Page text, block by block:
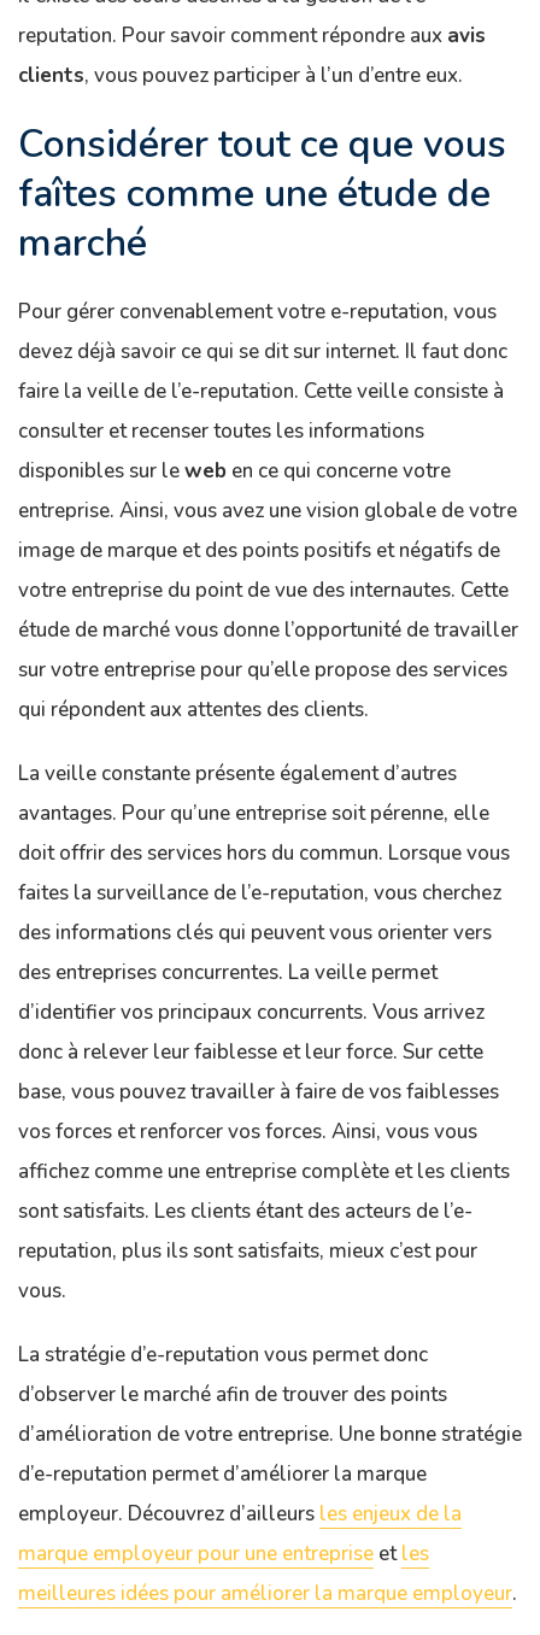
reputation. Pour savoir comment répondre aux avis
clients, vous pouvez participer à l’un d’entre eux.
Considérer tout ce que vous
faîtes comme une étude de
marché
Pour gérer convenablement votre e-reputation, vous
devez déjà savoir ce qui se dit sur internet. Il faut donc
faire la veille de l’e-reputation. Cette veille consiste à
consulter et recenser toutes les informations
disponibles sur leweb en ce qui concerne votre
entreprise. Ainsi, vous avez une vision globale de votre
image de marque et des points positifs et négatifs de
votre entreprise du point de vue des internautes. Cette
étude de marché vous donne l’opportunité de travailler
sur votre entreprise pour qu’elle propose des services
qui répondent aux attentes des clients.
La veille constante présente également d’autres
avantages. Pour qu’une entreprise soit pérenne, elle
doit offrir des services hors du commun. Lorsque vous
faites la surveillance de l’e-reputation, vous cherchez
des informations clés qui peuvent vous orienter vers
des entreprises concurrentes. La veille permet
d’identifier vos principaux concurrents. Vous arrivez
donc à relever leur faiblesse et leur force. Sur cette
base, vous pouvez travailler à faire de vos faiblesses
vos forces et renforcer vos forces. Ainsi, vous vous
affichez comme une entreprise complète et les clients
sont satisfaits. Les clients étant des acteurs de l’e-
reputation, plus ils sont satisfaits, mieux c’est pour
vous.
La stratégie d’e-reputation vous permet donc
d’observer le marché afin de trouver des points
d’amélioration de votre entreprise. Une bonne stratégie
d’e-reputation permet d’améliorer la marque
employeur. Découvrez d’ailleurs les enjeux de la
marque employeur pour une entreprise etles
meilleures idées pour améliorer la marque employeur.